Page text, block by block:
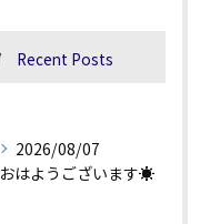
Recent Posts
2026/08/07
おはようございます☀